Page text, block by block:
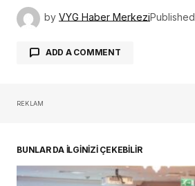
by VYG Haber MerkeziPublished
ADD A COMMENT
REKLAM
BUNLAR DA İLGİNİZİ ÇEKEBİLİR